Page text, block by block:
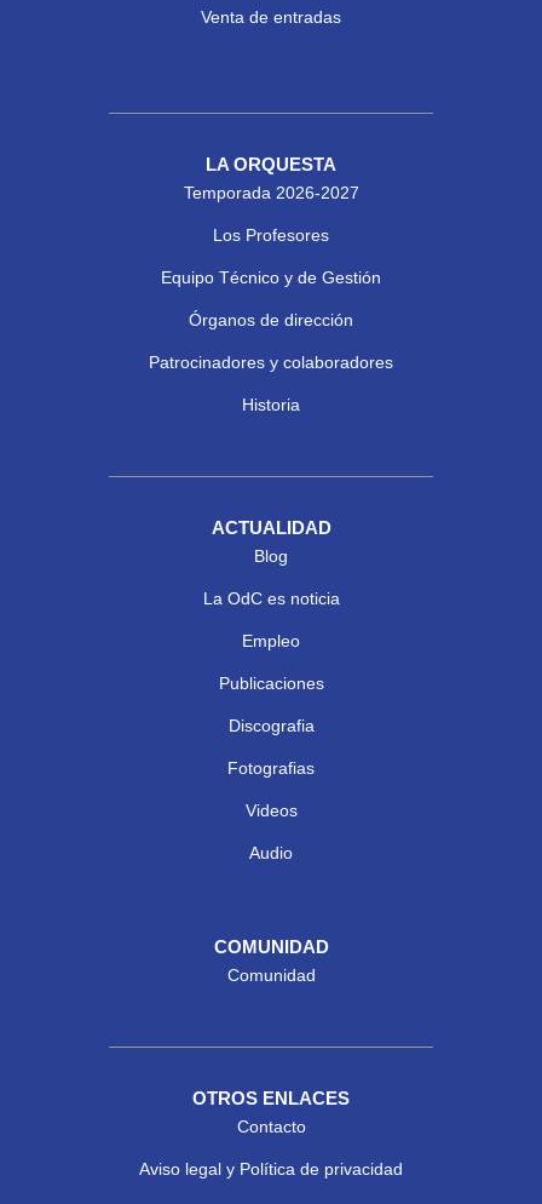
Venta de entradas
LA ORQUESTA
Temporada 2026-2027
Los Profesores
Equipo Técnico y de Gestión
Órganos de dirección
Patrocinadores y colaboradores
Historia
ACTUALIDAD
Blog
La OdC es noticia
Empleo
Publicaciones
Discografia
Fotografias
Videos
Audio
COMUNIDAD
Comunidad
OTROS ENLACES
Contacto
Aviso legal y Política de privacidad